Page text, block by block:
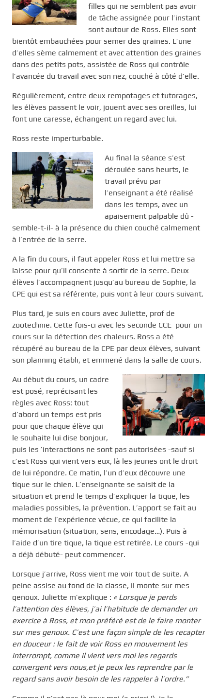
filles qui ne semblent pas avoir
de tâche assignée pour l’instant
sont autour de Ross. Elles sont
bientôt embauchées pour semer des graines. L’une
d’elles sème calmement et avec attention des graines
dans des petits pots, assistée de Ross qui contrôle
l’avancée du travail avec son nez, couché à côté d’elle.
Régulièrement, entre deux rempotages et tutorages,
les élèves passent le voir, jouent avec ses oreilles, lui
font une caresse, échangent un regard avec lui.
Ross reste imperturbable.
Au final la séance s’est
déroulée sans heurts, le
travail prévu par
l’enseignant a été réalisé
dans les temps, avec un
apaisement palpable dû -
semble-t-il- à la présence du chien couché calmement
à l’entrée de la serre.
A la fin du cours, il faut appeler Ross et lui mettre sa
laisse pour qu’il consente à sortir de la serre. Deux
élèves l’accompagnent jusqu’au bureau de Sophie, la
CPE qui est sa référente, puis vont à leur cours suivant.
Plus tard, je suis en cours avec Juliette, prof de
zootechnie. Cette fois-ci avec les seconde CCE pour un
cours sur la détection des chaleurs. Ross a été
récupéré au bureau de la CPE par deux élèves, suivant
son planning établi, et emmené dans la salle de cours.
Au début du cours, un cadre
est posé, reprécisant les
règles avec Ross: tout
d’abord un temps est pris
pour que chaque élève qui
le souhaite lui dise bonjour,
puis les ’interactions ne sont pas autorisées -sauf si
c’est Ross qui vient vers eux, là les jeunes ont le droit
de lui répondre. Ce matin, l’un d’eux découvre une
tique sur le chien. L’enseignante se saisit de la
situation et prend le temps d’expliquer la tique, les
maladies possibles, la prévention. L’apport se fait au
moment de l’expérience vécue, ce qui facilite la
mémorisation (situation, sens, encodage…). Puis à
l’aide d’un tire tique, la tique est retirée. Le cours -qui
a déjà débuté- peut commencer.
Lorsque j’arrive, Ross vient me voir tout de suite. A
peine assise au fond de la classe, il monte sur mes
genoux. Juliette m’explique : « Lorsque je perds
l’attention des élèves, j’ai l’habitude de demander un
exercice à Ross, et mon préféré est de le faire monter
sur mes genoux. C’est une façon simple de les recapter
en douceur : le fait de voir Ross en mouvement les
interrompt, comme il vient vers moi les regards
convergent vers nous,et je peux les reprendre par le
regard sans avoir besoin de les rappeler à l’ordre.”